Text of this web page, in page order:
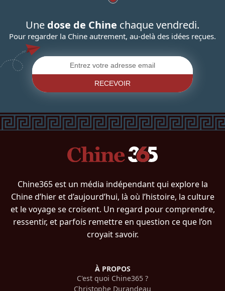
Une dose de Chine chaque vendredi.
Pour regarder la Chine autrement, au-delà des idées reçues.
RECEVOIR
Chine365 est un média indépendant qui explore la
Chine d’hier et d’aujourd’hui, là où l’histoire, la culture
et le voyage se croisent. Un regard pour comprendre,
ressentir, et parfois remettre en question ce que l’on
croyait savoir.
À PROPOS
C'est quoi Chine365 ?
Christophe Durandeau